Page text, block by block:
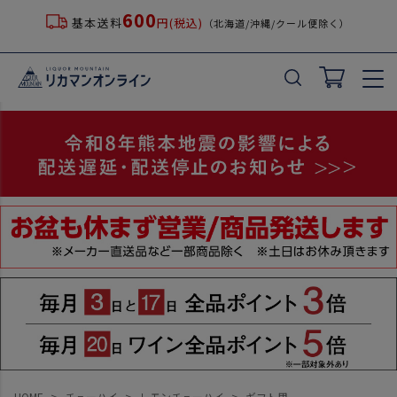
基本送料600円(税込) （北海道/沖縄/クール便除く）